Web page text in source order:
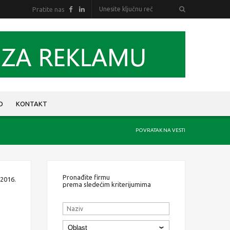
Pratite nas
KONTAKT
POVRATAK NA VESTI
Pronađite firmu
prema sledećim kriterijumima